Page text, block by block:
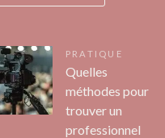
PRATIQUE
Quelles
méthodes pour
trouver un
professionnel